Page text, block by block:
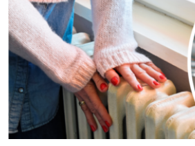
СОВЕТЫ ПРАВОЗАЩИТНИКОВ
ПРОПАВШИЕ БЕЗ ВЕСТИ
ПОБЕДИТЕЛЕЙ НЕ СУДЯТ?
КРЫМ.НЕПОКОРЕННЫЙ
ELIFBE
УКРАИНСКАЯ ПРОБЛЕМА КРЫМА
Qırımtatar
ПРИСОЕДИНЯЙТЕСЬ!